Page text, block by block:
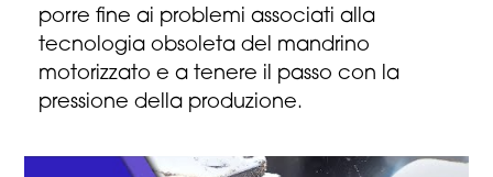
porre fine ai problemi associati alla
tecnologia obsoleta del mandrino
motorizzato e a tenere il passo con la
pressione della produzione.